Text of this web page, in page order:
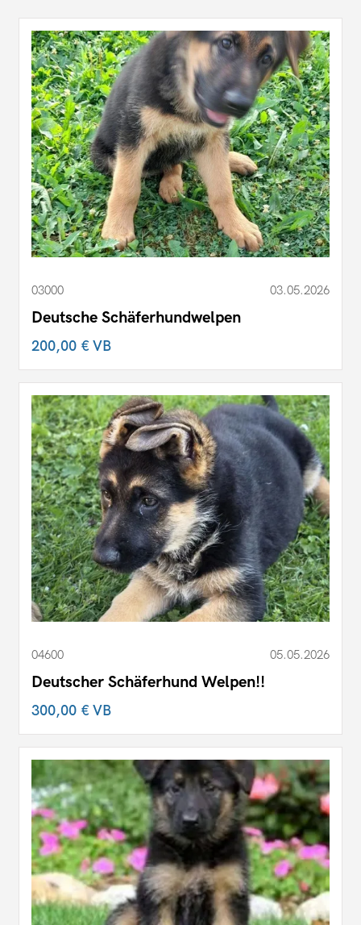
03000 03.05.2026
Deutsche Schäferhundwelpen
200,00 €VB
04600 05.05.2026
Deutscher Schäferhund Welpen!!
300,00 €VB